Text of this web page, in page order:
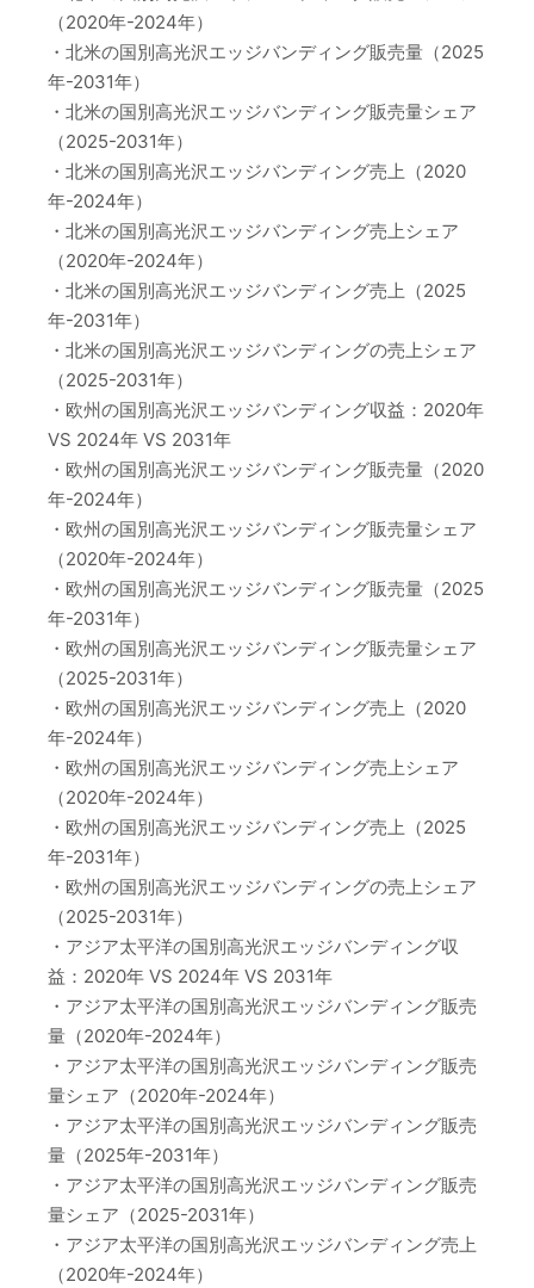
（2020年-2024年）
・北米の国別高光沢エッジバンディング販売量（2025
年-2031年）
・北米の国別高光沢エッジバンディング販売量シェア
（2025-2031年）
・北米の国別高光沢エッジバンディング売上（2020
年-2024年）
・北米の国別高光沢エッジバンディング売上シェア
（2020年-2024年）
・北米の国別高光沢エッジバンディング売上（2025
年-2031年）
・北米の国別高光沢エッジバンディングの売上シェア
（2025-2031年）
・欧州の国別高光沢エッジバンディング収益：2020年
VS 2024年 VS 2031年
・欧州の国別高光沢エッジバンディング販売量（2020
年-2024年）
・欧州の国別高光沢エッジバンディング販売量シェア
（2020年-2024年）
・欧州の国別高光沢エッジバンディング販売量（2025
年-2031年）
・欧州の国別高光沢エッジバンディング販売量シェア
（2025-2031年）
・欧州の国別高光沢エッジバンディング売上（2020
年-2024年）
・欧州の国別高光沢エッジバンディング売上シェア
（2020年-2024年）
・欧州の国別高光沢エッジバンディング売上（2025
年-2031年）
・欧州の国別高光沢エッジバンディングの売上シェア
（2025-2031年）
・アジア太平洋の国別高光沢エッジバンディング収
益：2020年 VS 2024年 VS 2031年
・アジア太平洋の国別高光沢エッジバンディング販売
量（2020年-2024年）
・アジア太平洋の国別高光沢エッジバンディング販売
量シェア（2020年-2024年）
・アジア太平洋の国別高光沢エッジバンディング販売
量（2025年-2031年）
・アジア太平洋の国別高光沢エッジバンディング販売
量シェア（2025-2031年）
・アジア太平洋の国別高光沢エッジバンディング売上
（2020年-2024年）